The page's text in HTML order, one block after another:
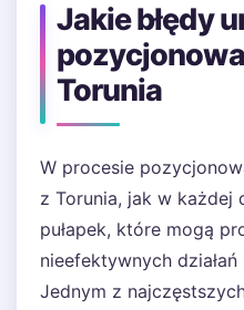
Jakie błędy
Torunia
W procesie
z Torunia, jak w każdej
pułapek, które mogą
nieefektywnych
Jednym z